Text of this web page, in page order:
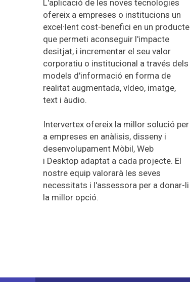
L'aplicació de les noves tecnologies
ofereix a empreses o institucions un
excel·lent cost-benefici en un producte
que permeti aconseguir l'impacte
desitjat, i incrementar el seu valor
corporatiu o institucional a través dels
models d'informació en forma de
realitat augmentada, vídeo, imatge,
text i àudio.
Intervertexofereix la millor solució per
a empreses en anàlisis, disseny i
desenvolupament Mòbil, Web
i Desktopadaptat a cada projecte. El
nostre equip valorarà les seves
necessitats i l'assessora per a donar-li
la millor opció.